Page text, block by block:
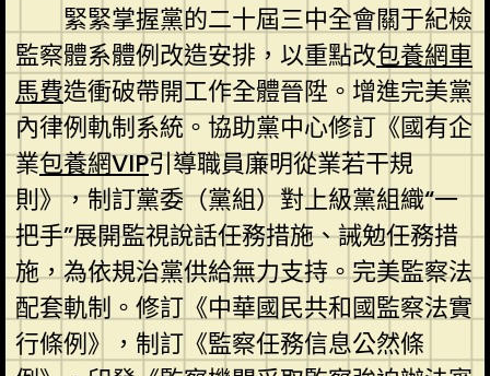
緊緊掌握黨的二十屆三中全會關于紀檢
監察體系體例改造安排，以重點改包養網車
馬費造衝破帶開工作全體晉陞。增進完美黨
內律例軌制系統。協助黨中心修訂《國有企
業包養網VIP引導職員廉明從業若干規
則》，制訂黨委（黨組）對上級黨組織“一
把手”展開監視說話任務措施、誡勉任務措
施，為依規治黨供給無力支持。完美監察法
配套軌制。修訂《中華國民共和國監察法實
行條例》，制訂《監察任務信息公然條